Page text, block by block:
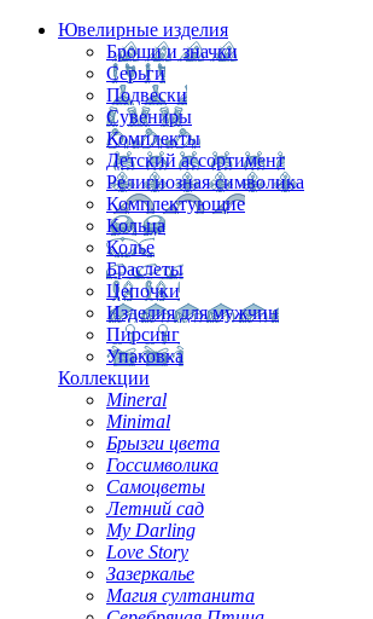
Ювелирные изделия
Броши и значки
Серьги
Подвески
Сувениры
Комплекты
Детский ассортимент
Религиозная символика
Комплектующие
Кольца
Колье
Браслеты
Цепочки
Изделия для мужчин
Пирсинг
Упаковка
Коллекции
Mineral
Minimal
Брызги цвета
Госсимволика
Самоцветы
Летний сад
My Darling
Love Story
Зазеркалье
Магия султанита